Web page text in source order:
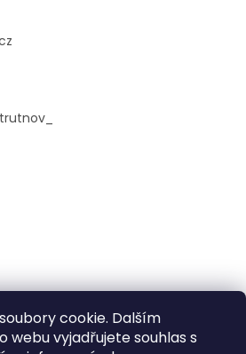
cookie. Dalším
vyjadřujete souhlas s